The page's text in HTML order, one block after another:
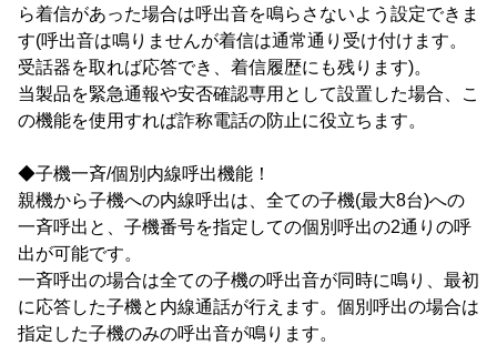
ら着信があった場合は呼出音を鳴らさないよう設定できま
す(呼出音は鳴りませんが着信は通常通り受け付けます。
受話器を取れば応答でき、着信履歴にも残ります)。
当製品を緊急通報や安否確認専用として設置した場合、こ
の機能を使用すれば詐称電話の防止に役立ちます。
◆子機一斉/個別内線呼出機能！
親機から子機への内線呼出は、全ての子機(最大8台)への
一斉呼出と、子機番号を指定しての個別呼出の2通りの呼
出が可能です。
一斉呼出の場合は全ての子機の呼出音が同時に鳴り、最初
に応答した子機と内線通話が行えます。個別呼出の場合は
指定した子機のみの呼出音が鳴ります。